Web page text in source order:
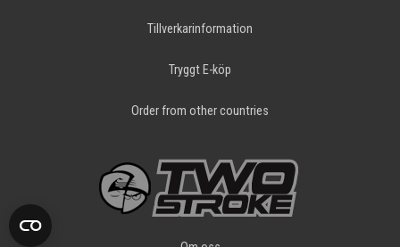
Tillverkarinformation
Tryggt E-köp
Order from other countries